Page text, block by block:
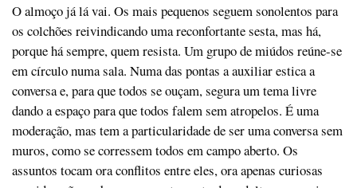
O almoço já lá vai. Os mais pequenos seguem sonolentos para
os colchões reivindicando uma reconfortante sesta, mas há,
porque há sempre, quem resista. Um grupo de miúdos reúne-se
em círculo numa sala. Numa das pontas a auxiliar estica a
conversa e, para que todos se ouçam, segura um tema livre
dando a espaço para que todos falem sem atropelos. É uma
moderação, mas tem a particularidade de ser uma conversa sem
muros, como se corressem todos em campo aberto. Os
assuntos tocam ora conflitos entre eles, ora apenas curiosas